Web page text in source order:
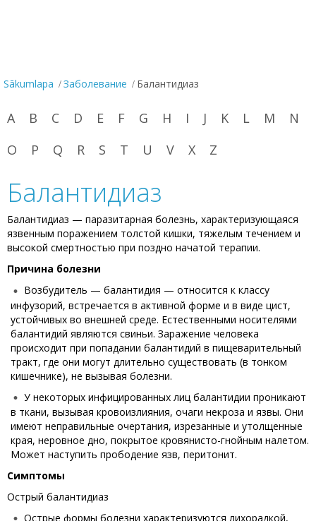
Sākumlapa Заболевание Балантидиаз
A B C D E F G H I J K L M
N
O
P Q R S T U V X Z
Балантидиаз
Балантидиаз — паразитарная болезнь, характеризующаяся
язвенным поражением толстой кишки, тяжелым течением и
высокой смертностью при поздно начатой терапии.
Причина болезни
Возбудитель — балантидия — относится к классу
инфузорий, встречается в активной форме и в виде цист,
устойчивых во внешней среде. Естественными носителями
балантидий являются свиньи. Заражение человека
происходит при попадании балантидий в пищеварительный
тракт, где они могут длительно существовать (в тонком
кишечнике), не вызывая болезни.
У некоторых инфицированных лиц балантидии проникают
в ткани, вызывая кровоизлияния, очаги некроза и язвы. Они
имеют неправильные очертания, изрезанные и утолщенные
края, неровное дно, покрытое кровянисто-гнойным налетом.
Может наступить прободение язв, перитонит.
Симптомы
Острый балантидиаз
Острые формы болезни характеризуются лихорадкой,